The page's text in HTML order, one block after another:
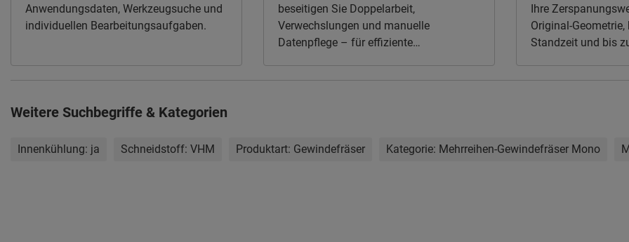
Anwendungsdaten, Werkzeugsuche und
individuellen Bearbeitungsaufgaben.
beseitigen Sie Doppelarbeit,
Verwechslungen und manuelle
Datenpflege – für effiziente
Ihre
Original-Geometrie,
Standzeit und bis
Weitere Suchbegriffe & Kategorien
Innenkühlung: ja Schneidstoff: VHM Produktart: Gewindefräser Kategorie: Mehrreihen-Gewindefräser Mono